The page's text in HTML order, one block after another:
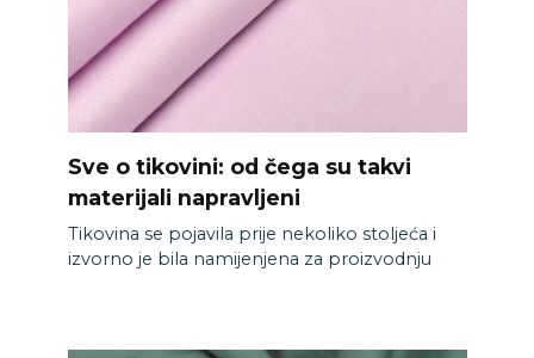
Sve o tikovini: od čega su takvi
materijali napravljeni
Tikovina se pojavila prije nekoliko stoljeća i
izvorno je bila namijenjena za proizvodnju